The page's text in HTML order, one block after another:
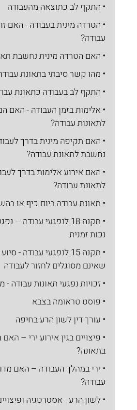
• התקף לב כתוצאה מהעבודה
• הטרדה מינית בעבודה - האם
עבודה?
• האם הטרדה מינית נחשבת
• מהו קשר סיבתי בתאונת
• התקף לב בעבודה כתאונת
• אלימות בזמן העבודה - האם
לתאונות עבודה?
• האם תקיפה מינית בדרך
נחשבת לתאונת עבודה?
• האם אירוע אלימות בדרך
לתאונת עבודה?
• תאונת עבודה ביום כיף או
• תקנה 18 לנפגעי עבודה
נכות זמנית
• תקנה 15 לנפגעי עבודה -
שאינם מסוגלים לחזור לעבודה
• זכויות נפגעי תאונות עבודה -
• פוסט טראומה בצבא
• עורך דין לשון הרע בחיפה
• פיצויים בגין אירוע ירי –
בתאונה?
• ירי במהלך העבודה – האם
עבודה?
• לשון הרע - אסטרטגיה